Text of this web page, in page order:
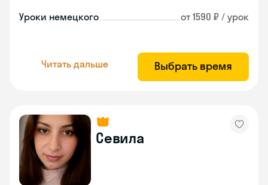
Уроки немецкого от 1590 ₽ / урок
Читать дальше Выбрать время
Севила